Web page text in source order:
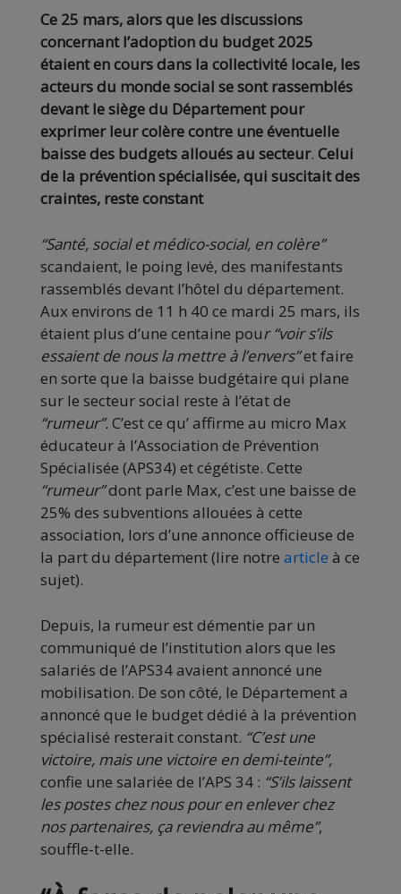
Ce 25 mars, alors que les discussions
concernant l’adoption du budget 2025
étaient en cours dans la collectivité locale, les
acteurs du monde social se sont rassemblés
devant le siège du Département pour
exprimer leur colère contre une éventuelle
baisse des budgets alloués au secteur. Celui
de la prévention spécialisée, qui suscitait des
craintes, reste constant
“Santé, social et médico-social, en colère”
scandaient, le poing levé, des manifestants
rassemblés devant l’hôtel du département.
Aux environs de 11 h 40 ce mardi 25 mars, ils
étaient plus d’une centaine pour “voir s’ils
essaient de nous la mettre à l’envers”et faire
en sorte que la baisse budgétaire qui plane
sur le secteur social reste à l’état de
“rumeur”.C’est ce qu’affirme au micro Max
éducateur à l’Association de Prévention
Spécialisée (APS34) et cégétiste. Cette
“rumeur”dont parle Max, c’est une baisse de
25% des subventions allouées à cette
association, lors d’une annonce officieuse de
la part du département (lire notre article à ce
sujet).
Depuis, la rumeur est démentie par un
communiqué de l’institution alors que les
salariés de l’APS34 avaient annoncé une
mobilisation. De son côté, le Département a
annoncé que le budget dédié à la prévention
spécialisé resterait constant. “C’est une
victoire, mais une victoire en demi-teinte”,
confie une salariée de l’APS 34 : “S’ils laissent
les postes chez nous pour en enlever chez
nos partenaires, ça reviendra au même”,
souffle-t-elle.